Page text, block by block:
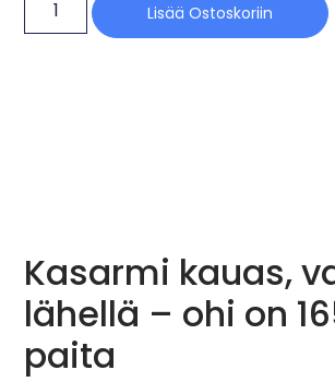
Lisää Ostoskoriin
Kasarmi kauas,
lähellä – ohi on
paita